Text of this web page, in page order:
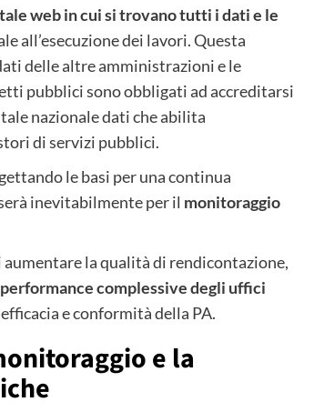
web in cui si trovano tutti i dati e le
all’esecuzione dei lavori. Questa
delle altre amministrazioni e le
pubblici sono obbligati ad accreditarsi
nazionale dati che abilita
di servizi pubblici.
le basi per una continua
inevitabilmente per il monitoraggio
la qualità di rendicontazione,
complessive degli uffici
e conformità della PA.
e la